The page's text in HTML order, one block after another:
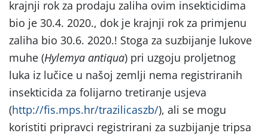
krajnji rok za prodaju zaliha ovim insekticidima
bio je 30.4. 2020., dok je krajnji rok za primjenu
zaliha bio 30.6. 2020.! Stoga za suzbijanje lukove
muhe (Hylemya antiqua) pri uzgoju proljetnog
luka iz lučice u našoj zemlji nema registriranih
insekticida za folijarno tretiranje usjeva
(http://fis.mps.hr/trazilicaszb/), ali se mogu
koristiti pripravci registrirani za suzbijanje tripsa